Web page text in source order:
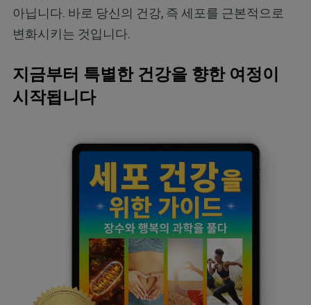
아닙니다. 바로 당신의 건강, 즉 세포를 근본적으로
변화시키는 것입니다.
지금부터 특별한 건강을 향한 여정이
시작됩니다